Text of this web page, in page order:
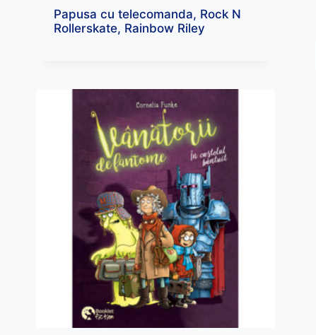
Papusa cu telecomanda, Rock N
Rollerskate, Rainbow Riley